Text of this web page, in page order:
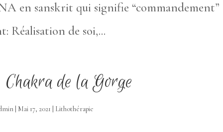
en sanskrit qui signifie “commandement”
Réalisation de soi,...
Chakra de la Gorge
| Mai 17, 2021 Lithothérapie